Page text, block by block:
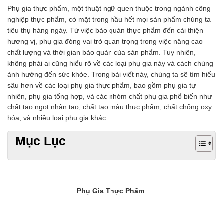
Chất phụ gia tạo cấu trúc
Chất phụ gia bảo quản
Chất phụ gia nem giò chả
Chất phụ gia bún mì phở
Chất phụ gia bánh kẹo kem
Chất phụ gia nước giải khát
Chất phụ gia xúc xích
Chất phụ gia nước mắm
Chất phụ gia rau củ quả
Chất phụ gia thạch rau câu
Chất phụ gia đậu hũ
HÓA CHẤT TẨY RỬA
Tẩy rửa công nghiệp
Tẩy rửa sinh hoạt
Tẩy rửa ô tô xe máy
Phụ gia thực phẩm, một thuật ngữ quen thuộc trong ngành công
nghiệp thực phẩm, có mặt trong hầu hết mọi sản phẩm chúng ta
tiêu thụ hàng ngày. Từ việc bảo quản thực phẩm đến cải thiện
hương vị, phụ gia đóng vai trò quan trọng trong việc nâng cao
chất lượng và thời gian bảo quản của sản phẩm. Tuy nhiên,
không phải ai cũng hiểu rõ về các loại phụ gia này và cách chúng
ảnh hưởng đến sức khỏe. Trong bài viết này, chúng ta sẽ tìm hiểu
sâu hơn về các loại phụ gia thực phẩm, bao gồm phụ gia tự
nhiên, phụ gia tổng hợp, và các nhóm chất phụ gia phổ biến như
chất tạo ngọt nhân tạo, chất tạo màu thực phẩm, chất chống oxy
hóa, và nhiều loại phụ gia khác.
Mục Lục
Phụ Gia Thực Phẩm